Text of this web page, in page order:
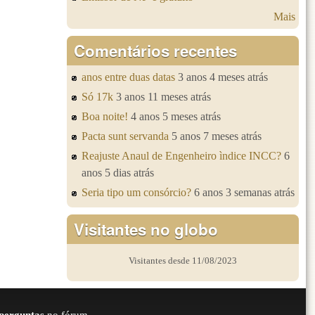
Mais
Comentários recentes
anos entre duas datas 3 anos 4 meses atrás
Só 17k 3 anos 11 meses atrás
Boa noite! 4 anos 5 meses atrás
Pacta sunt servanda 5 anos 7 meses atrás
Reajuste Anaul de Engenheiro ìndice INCC? 6
anos 5 dias atrás
Seria tipo um consórcio? 6 anos 3 semanas atrás
Visitantes no globo
Visitantes desde 11/08/2023